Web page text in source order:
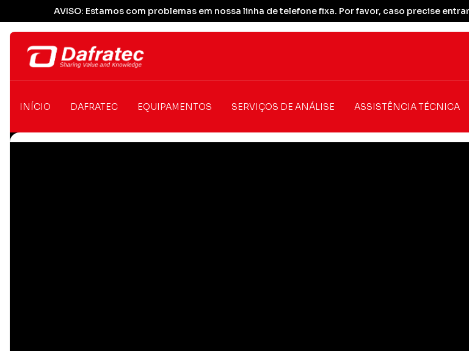
AVISO: Estamos com problemas em nossa linha de telefone fixa. Por favor, caso precise
INÍCIO DAFRATEC EQUIPAMENTOS SERVIÇOS DE ANÁLISE ASSISTÊNCIA TÉCNICA